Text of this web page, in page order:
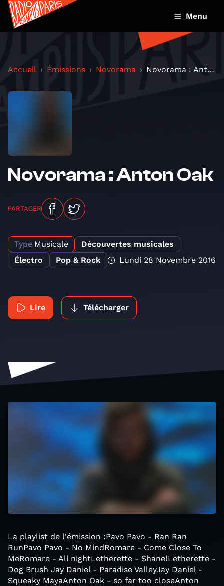
Menu
Accueil Émissions Novorama Novorama : Anton Oak
Novorama : Anton Oak
PARTAGER
Type Musicale
Découvertes musicales
Électro
Pop & Rock Lundi 28 Novembre 2016
Lire Télécharger
La playlist de l'émission :Pavo Pavo - Ran Ran
RunPavo Pavo - No MindRomare - Come Close To
MeRomare - All nightLetherette - ShanelLetherette -
Dog Brush Jay Daniel - Paradise ValleyJay Daniel -
Squeaky MayaAnton Oak - so far too closeAnton